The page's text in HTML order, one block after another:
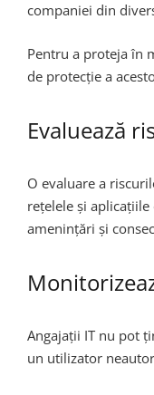
companiei din
Pentru a proteja în
de protecție a
Evaluează
O evaluare a
rețelele și
amenințări și
Angajații IT nu pot
un utilizator